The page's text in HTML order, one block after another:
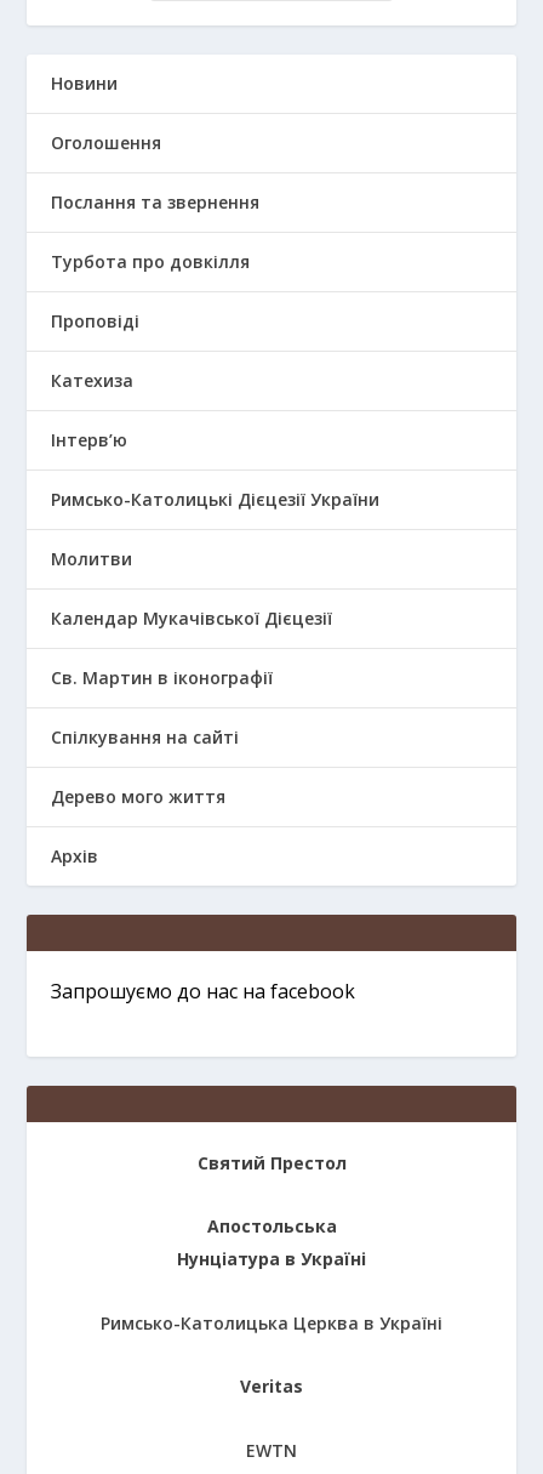
Новини
Оголошення
Послання та звернення
Турбота про довкілля
Проповіді
Катехиза
Інтерв’ю
Римсько-Католицькі Дієцезії України
Молитви
Календар Мукачівської Дієцезії
Св. Мартин в іконографії
Спілкування на сайті
Дерево мого життя
Архів
Запрошуємо до нас на facebook
Святий Престол
Апостольська
Нунціатура в Україні
Римсько-Католицька Церква в Україні
Veritas
EWTN